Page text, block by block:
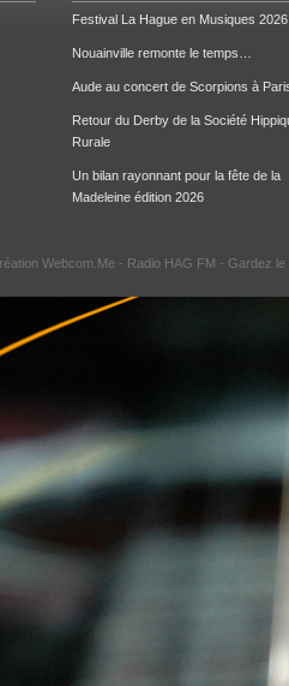
Festival La Hague en Musiques 2026
Nouainville remonte le temps…
Aude au concert de Scorpions à
Retour du Derby de la Société
Rurale
Un bilan rayonnant pour la fête de la
Madeleine édition 2026
Webcom.Me - Radio HAG FM - Gardez le